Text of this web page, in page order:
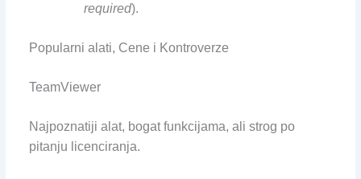
required).
Popularni alati, Cene i Kontroverze
TeamViewer
Najpoznatiji alat, bogat funkcijama, ali strog po
pitanju licenciranja.